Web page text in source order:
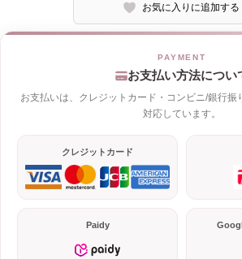
お気に入りに追加する
お支払い方法につい
お支払いは、クレジットカード・コンビニ/銀行振
対応しています。
クレジットカード
Paidy